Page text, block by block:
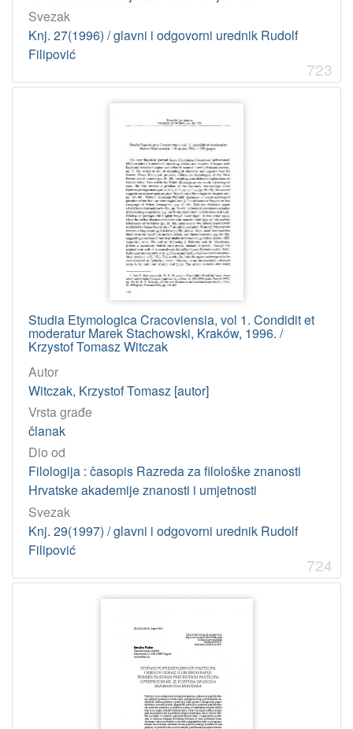
Svezak
Knj. 27(1996) / glavni i odgovorni urednik Rudolf
Filipović
723
Studia Etymologica Cracoviensia, vol 1. Condidit et
moderatur Marek Stachowski, Kraków, 1996. /
Krzystof Tomasz Witczak
Autor
Witczak, Krzystof Tomasz [autor]
Vrsta građe
članak
Dio od
Filologija : časopis Razreda za filološke znanosti
Hrvatske akademije znanosti i umjetnosti
Svezak
Knj. 29(1997) / glavni i odgovorni urednik Rudolf
Filipović
724